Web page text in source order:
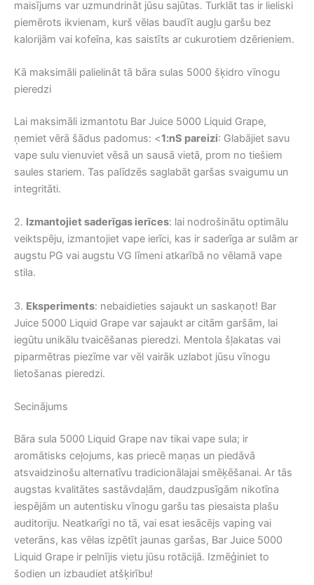
maisījums var uzmundrināt jūsu sajūtas. Turklāt tas ir lieliski
piemērots ikvienam, kurš vēlas baudīt augļu garšu bez
kalorijām vai kofeīna, kas saistīts ar cukurotiem dzērieniem.
Kā maksimāli palielināt tā bāra sulas 5000 šķidro vīnogu
pieredzi
Lai maksimāli izmantotu Bar Juice 5000 Liquid Grape,
ņemiet vērā šādus padomus: <1:nS pareizi: Glabājiet savu
vape sulu vienuviet vēsā un sausā vietā, prom no tiešiem
saules stariem. Tas palīdzēs saglabāt garšas svaigumu un
integritāti.
2. Izmantojiet saderīgas ierīces: lai nodrošinātu optimālu
veiktspēju, izmantojiet vape ierīci, kas ir saderīga ar sulām ar
augstu PG vai augstu VG līmeni atkarībā no vēlamā vape
stila.
3. Eksperiments: nebaidieties sajaukt un saskaņot! Bar
Juice 5000 Liquid Grape var sajaukt ar citām garšām, lai
iegūtu unikālu tvaicēšanas pieredzi. Mentola šļakatas vai
piparmētras piezīme var vēl vairāk uzlabot jūsu vīnogu
lietošanas pieredzi.
Secinājums
Bāra sula 5000 Liquid Grape nav tikai vape sula; ir
aromātisks ceļojums, kas priecē maņas un piedāvā
atsvaidzinošu alternatīvu tradicionālajai smēķēšanai. Ar tās
augstas kvalitātes sastāvdaļām, daudzpusīgām nikotīna
iespējām un autentisku vīnogu garšu tas piesaista plašu
auditoriju. Neatkarīgi no tā, vai esat iesācējs vaping vai
veterāns, kas vēlas izpētīt jaunas garšas, Bar Juice 5000
Liquid Grape ir pelnījis vietu jūsu rotācijā. Izmēģiniet to
šodien un izbaudiet atšķirību!